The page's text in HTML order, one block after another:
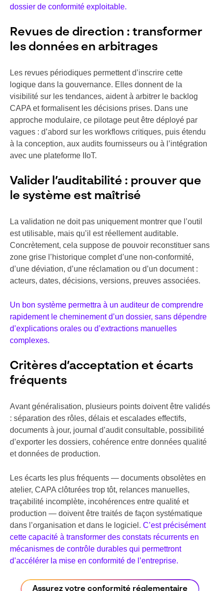
dossier de conformité exploitable.
Revues de direction : transformer
les données en arbitrages
Les revues périodiques permettent d’inscrire cette
logique dans la gouvernance. Elles donnent de la
visibilité sur les tendances, aident à arbitrer le backlog
CAPA et formalisent les décisions prises. Dans une
approche modulaire, ce pilotage peut être déployé par
vagues : d’abord sur les workflows critiques, puis étendu
à la conception, aux audits fournisseurs ou à l’intégration
avec une plateforme IIoT.
Valider l’auditabilité : prouver que
le système est maîtrisé
La validation ne doit pas uniquement montrer que l’outil
est utilisable, mais qu’il est réellement auditable.
Concrètement, cela suppose de pouvoir reconstituer sans
zone grise l’historique complet d’une non-conformité,
d’une déviation, d’une réclamation ou d’un document :
acteurs, dates, décisions, versions, preuves associées.
Un bon système permettra à un auditeur de comprendre
rapidement le cheminement d’un dossier, sans dépendre
d’explications orales ou d’extractions manuelles
complexes.
Critères d’acceptation et écarts
fréquents
Avant généralisation, plusieurs points doivent être validés
: séparation des rôles, délais et escalades effectifs,
documents à jour, journal d’audit consultable, possibilité
d’exporter les dossiers, cohérence entre données qualité
et données de production.
Les écarts les plus fréquents — documents obsolètes en
atelier, CAPA clôturées trop tôt, relances manuelles,
traçabilité incomplète, incohérences entre qualité et
production — doivent être traités de façon systématique
dans l’organisation et dans le logiciel. C’est précisément
cette capacité à transformer des constats récurrents en
mécanismes de contrôle durables qui permettront
d’accélérer la mise en conformité de l’entreprise.
Assurez votre conformité réglementaire